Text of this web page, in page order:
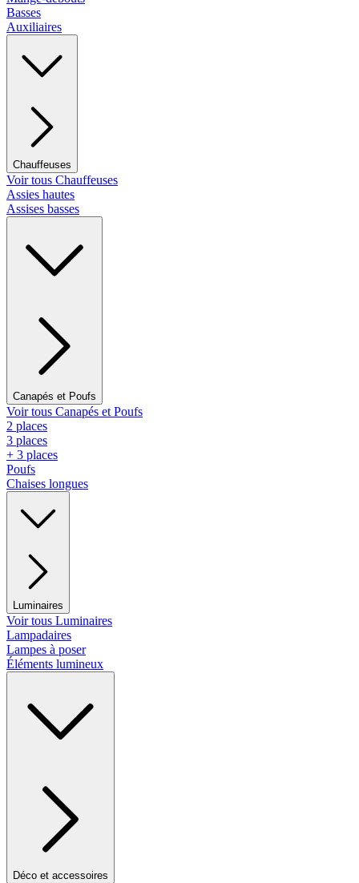
Basses
Auxiliaires
Chauffeuses
Voir tous Chauffeuses
Assies hautes
Assises basses
Canapés et Poufs
Voir tous Canapés et Poufs
2 places
3 places
+ 3 places
Poufs
Chaises longues
Luminaires
Voir tous Luminaires
Lampadaires
Lampes à poser
Éléments lumineux
Déco et accessoires